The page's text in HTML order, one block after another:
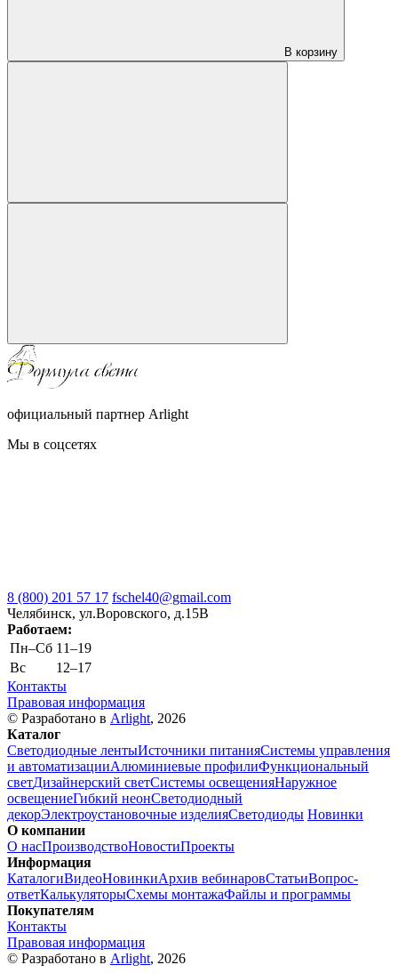
В корзину
официальный партнер Arlight
Мы в соцсетях
8 (800) 201 57 17 fschel40@gmail.com
Челябинск, ул.Воровского, д.15В
Работаем:
Пн–Cб 11–19
Вс
12–17
Контакты
Правовая информация
© Разработано в Arlight, 2026
Каталог
Светодиодные лентыИсточники питанияСистемы управления
и автоматизацииАлюминиевые профилиФункциональный
светДизайнерский светСистемы освещенияНаружное
освещениеГибкий неонСветодиодный
декорЭлектроустановочные изделияСветодиоды Новинки
О компании
О насПроизводствоНовостиПроекты
Информация
КаталогиВидеоНовинкиАрхив вебинаровСтатьиВопрос-
ответКалькуляторыСхемы монтажаФайлы и программы
Покупателям
Контакты
Правовая информация
© Разработано в Arlight, 2026